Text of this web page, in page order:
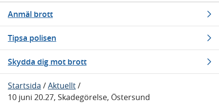
Anmäl brott
Tipsa polisen
Skydda dig mot brott
Startsida /Aktuellt/
10 juni 20.27, Skadegörelse, Östersund